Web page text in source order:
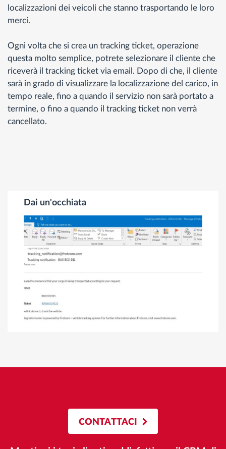
localizzazioni dei veicoli che stanno trasportando le loro
merci.
Ogni volta che si crea un tracking ticket, operazione
questa molto semplice, potrete selezionare il cliente che
riceverà il tracking ticket via email. Dopo di che, il cliente
sarà in grado di visualizzare la localizzazione del carico, in
tempo reale, fino a quando il servizio non sarà portato a
termine, o fino a quando il tracking ticket non verrà
cancellato.
Dai un'occhiata
CONTATTACI